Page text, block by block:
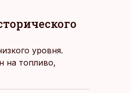
уровня.
на топливо,